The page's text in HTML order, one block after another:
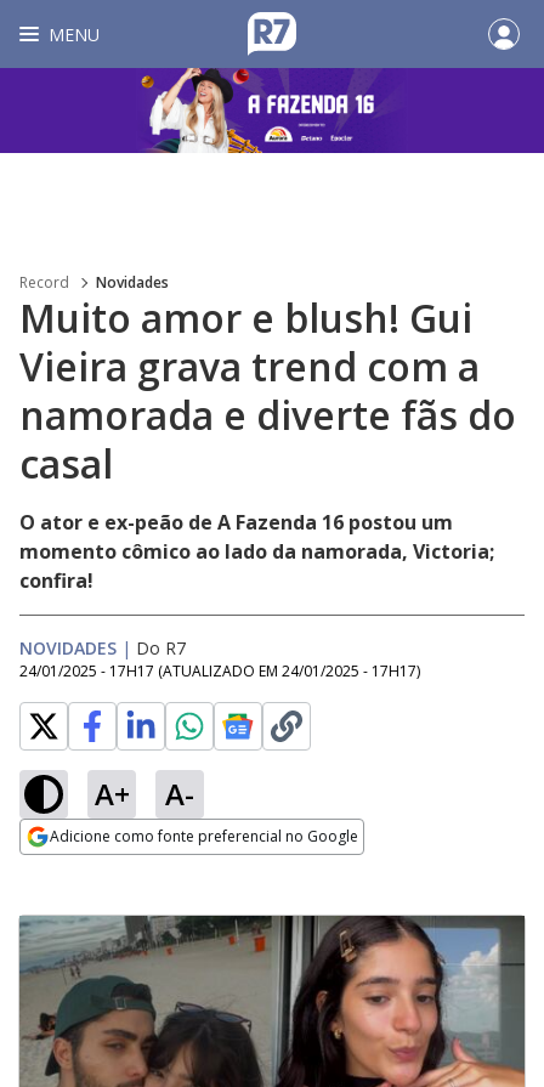
MENU
Record Novidades
Muito amor e blush! Gui
Vieira grava trend com a
namorada e diverte fãs do
casal
O ator e ex-peão de A Fazenda 16 postou um
momento cômico ao lado da namorada, Victoria;
confira!
NOVIDADES | Do R7
24/01/2025 - 17H17 (ATUALIZADO EM 24/01/2025 - 17H17)
A+ A-
Adicione como fonte preferencial no Google